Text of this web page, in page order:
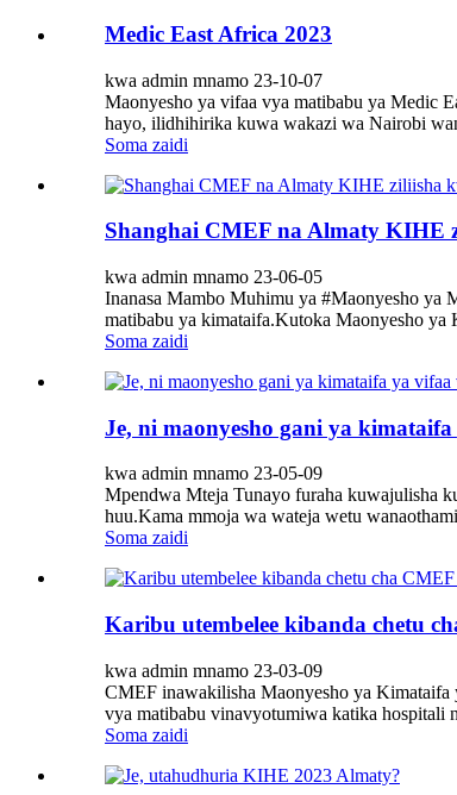
Medic East Africa 2023
kwa admin mnamo 23-10-07
Maonyesho ya vifaa vya matibabu ya Medic
hayo, ilidhihirika kuwa wakazi wa Nairobi
Soma zaidi
Shanghai CMEF na Almaty KIHE
kwa admin mnamo 23-06-05
Inanasa Mambo Muhimu ya #Maonyesho ya
matibabu ya kimataifa.Kutoka Maonyesho
Soma zaidi
Je, ni maonyesho gani ya
kwa admin mnamo 23-05-09
Mpendwa Mteja Tunayo furaha kuwajulisha
huu.Kama mmoja wa wateja wetu
Soma zaidi
Karibu utembelee kibanda chetu
kwa admin mnamo 23-03-09
CMEF inawakilisha Maonyesho ya Kimataifa
vya matibabu vinavyotumiwa katika
Soma zaidi